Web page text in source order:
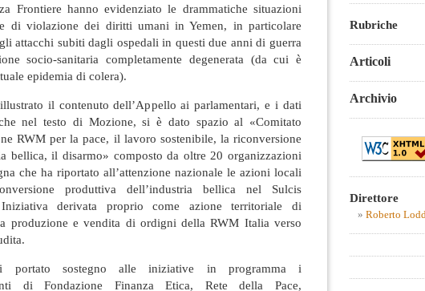
Frontiere hanno evidenziato le drammatiche situazioni
di violazione dei diritti umani in Yemen, in particolare
attacchi subiti dagli ospedali in questi due anni di guerra
socio-sanitaria completamente degenerata (da cui è
epidemia di colera).
il contenuto dell’Appello ai parlamentari, e i dati
nel testo di Mozione, si è dato spazio al «Comitato
RWM per la pace, il lavoro sostenibile, la riconversione
bellica, il disarmo» composto da oltre 20 organizzazioni
che ha riportato all’attenzione nazionale le azioni locali
produttiva dell’industria bellica nel Sulcis
Iniziativa derivata proprio come azione territoriale di
produzione e vendita di ordigni della RWM Italia verso
portato sostegno alle iniziative in programma i
di Fondazione Finanza Etica, Rete della Pace,
Rubriche
Articoli
Archivio
Direttore
Roberto